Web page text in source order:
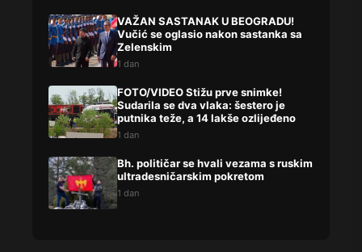
VAŽAN SASTANAK U BEOGRADU!
Vučić se oglasio nakon sastanka sa
Zelenskim
1 dan
FOTO/VIDEO Stižu prve snimke!
Sudarila se dva vlaka: šestero je
putnika teže, a 14 lakše ozlijeđeno
1 dan
Bh. političar se hvali vezama s ruskim
ultradesničarskim pokretom
1 dan